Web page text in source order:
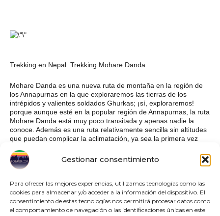
Gestionar consentimiento
Para ofrecer las mejores experiencias, utilizamos tecnologías como las
cookies para almacenar y/o acceder a la información del dispositivo. El
consentimiento de estas tecnologías nos permitirá procesar datos como
el comportamiento de navegación o las identificaciones únicas en este
Trekking en Nepal. Trekking Mohare Danda.
Mohare Danda es una nueva ruta de montaña en la región de
los Annapurnas en la que exploraremos las tierras de los
intrépidos y valientes soldados Ghurkas; ¡sí, exploraremos!
porque aunque esté en la popular región de Annapurnas, la ruta
Mohare Danda está muy poco transitada y apenas nadie la
conoce. Además es una ruta relativamente sencilla sin altitudes
que puedan complicar la aclimatación, ya sea la primera vez
de trekking por diferentes regiones del Himalaya.
etnias Magar y Gurung de la región, creando refugios para
facilitar una comodidad básica. Así pues, es un proyecto
desarrollado por locales en el que los beneficios se quedan en
dichas aldeas y sus gentes. Podemos esperar bosques